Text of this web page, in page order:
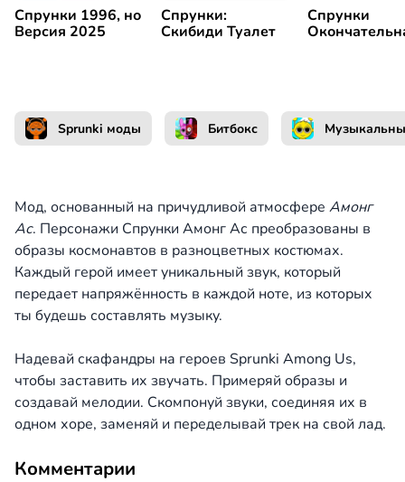
Спрунки 1996, но
Версия 2025
Спрунки:
Скибиди Туалет
Спрунки
Sprunki моды Битбокс
Мод, основанный на причудливой атмосфере Амонг
Ас. Персонажи Спрунки Амонг Ас преобразованы в
образы космонавтов в разноцветных костюмах.
Каждый герой имеет уникальный звук, который
передает напряжённость в каждой ноте, из которых
ты будешь составлять музыку.
Надевай скафандры на героев Sprunki Among Us,
чтобы заставить их звучать. Примеряй образы и
создавай мелодии. Скомпонуй звуки, соединяя их в
одном хоре, заменяй и переделывай трек на свой лад.
Комментарии